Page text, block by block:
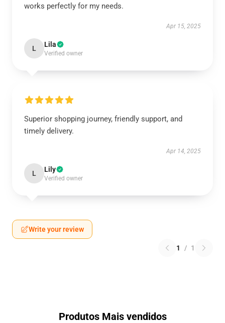
works perfectly for my needs.
Apr 15, 2025
L Lila
Verified owner
Superior shopping journey, friendly support, and
timely delivery.
Apr 14, 2025
L Lily
Verified owner
Write your review
1 / 1
Produtos Mais vendidos